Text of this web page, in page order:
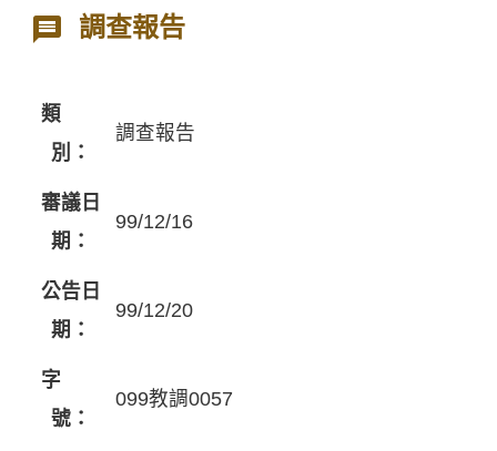
調查報告
類
別：
調查報告
審議日
期：
99/12/16
公告日
期：
99/12/20
字
號：
099教調0057